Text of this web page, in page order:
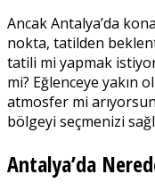
Ancak Antalya’da
nokta, tatilden
tatili mi yapmak
mi? Eğlenceye yakın
atmosfer mi
bölgeyi seçmenizi
Antalya’da